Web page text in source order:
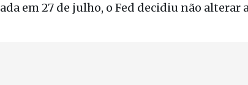
em 27 de julho, o Fed decidiu não alterar